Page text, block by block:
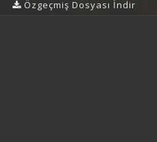
Özgeçmiş Dosyası İndir